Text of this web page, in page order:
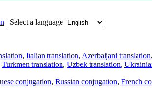
| Select a language
, Italian translation, Azerbaijani translation,
Turkmen translation, Uzbek translation,
conjugation, Russian conjugation, French